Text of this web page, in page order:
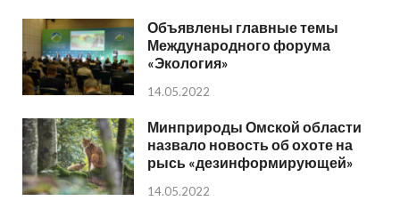
Объявлены главные темы
Международного форума
«Экология»
14.05.2022
Минприроды Омской области
назвало новость об охоте на
рысь «дезинформирующей»
14.05.2022